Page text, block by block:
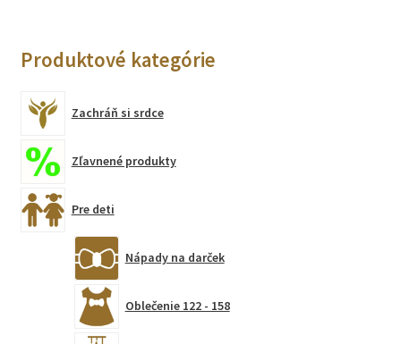
Produktové kategórie
Zachráň si srdce
Zľavnené produkty
Pre deti
Nápady na darček
Oblečenie 122 - 158